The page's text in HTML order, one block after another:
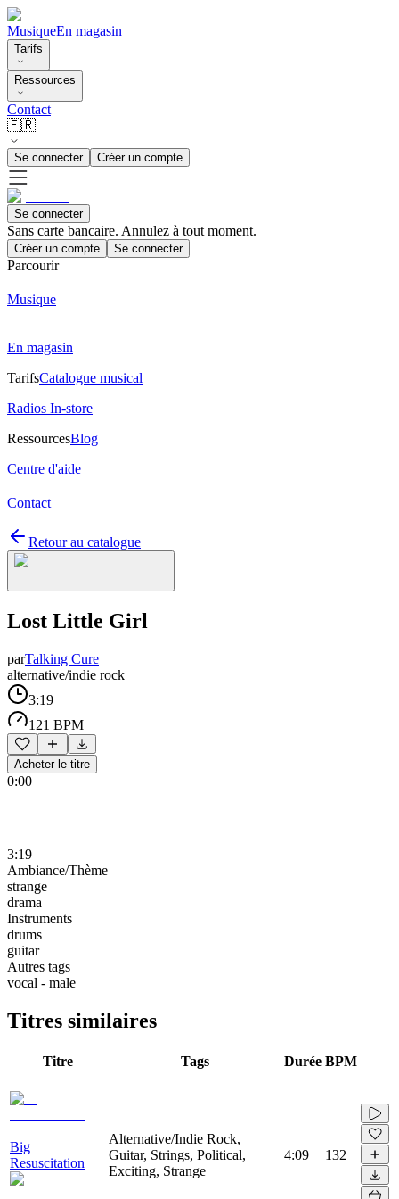
MusiqueEn magasin
Tarifs
Ressources
Contact
🇫🇷
Se connecter Créer un compte
Se connecter
Sans carte bancaire. Annulez à tout moment.
Créer un compte Se connecter
Parcourir
Musique
En magasin
TarifsCatalogue musical
Radios In-store
RessourcesBlog
Centre d'aide
Contact
Retour au catalogue
Lost Little Girl
parTalking Cure
alternative/indie rock
3:19
121 BPM
Acheter le titre
0:00
3:19
Ambiance/Thème
strange
drama
Instruments
drums
guitar
Autres tags
vocal - male
Titres similaires
Titre Tags Durée BPM
Big
Resuscitation
Alternative/Indie Rock,
Guitar, Strings, Political,
Exciting, Strange
4:09 132